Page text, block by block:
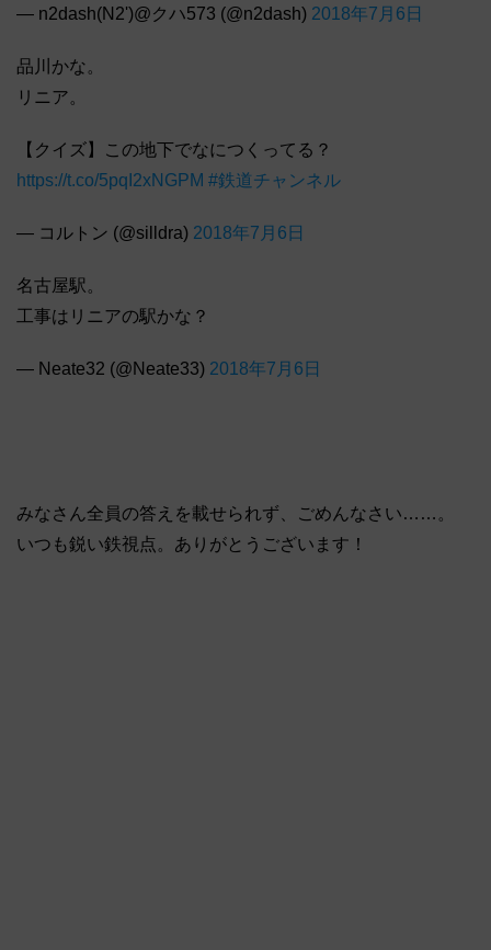
— n2dash(N2')@クハ573 (@n2dash) 2018年7月6日
品川かな。
リニア。
【クイズ】この地下でなにつくってる？
https://t.co/5pqI2xNGPM #鉄道チャンネル
— コルトン (@silldra) 2018年7月6日
名古屋駅。
工事はリニアの駅かな？
— Neate32 (@Neate33) 2018年7月6日
みなさん全員の答えを載せられず、ごめんなさい……。
いつも鋭い鉄視点。ありがとうございます！